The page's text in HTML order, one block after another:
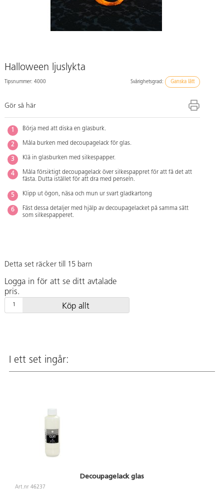
Halloween ljuslykta
Tipsnummer: 4000 Svårighetsgrad: Ganska lätt
Gör så här
Börja med att diska en glasburk.
Måla burken med decoupagelack för glas.
Klä in glasburken med silkespapper.
Måla försiktigt decoupagelack över silkespappret för att få det att
fästa. Dutta istället för att dra med penseln.
Klipp ut ögon, näsa och mun ur svart gladkartong
Fäst dessa detaljer med hjälp av decoupagelacket på samma sätt
som silkespapperet.
Detta set räcker till 15 barn
Logga in för att se ditt avtalade
pris.
Köp allt
I ett set ingår:
Decoupagelack glas
Art.nr 46237